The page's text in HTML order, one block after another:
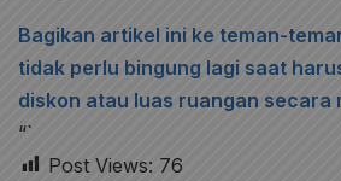
Bagikan artikel ini ke teman-
tidak perlu bingung lagi saat
diskon atau luas ruangan secara
“`
Post Views: 76